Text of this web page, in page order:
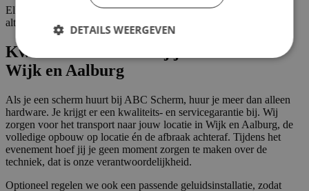
Elk evenement is anders en wij passen het scherm en de opstelling
altijd aan op jouw specifieke situatie.
Kwaliteit en service bij jouw event in
Wijk en Aalburg
Als je een scherm huurt bij ABC Scherm, huur je meer dan alleen
hardware. Je krijgt er een kwaliteits- en servicegarantie bij. Wij
zorgen voor het transport naar jouw locatie in Wijk en Aalburg, de
volledige opbouw op locatie én de afbraak achteraf. Tijdens het
evenement hoef jij je geen moment zorgen te maken over de
techniek, dat is onze verantwoordelijkheid.
Optioneel regelen we ook een passende geluidsinstallatie, zodat
DETAILS WEERGEVEN
Functioneel
Niet-geclassificeerd
Strikt noodzakelijke cookies maken de
kernfunctionaliteiten van de website mogelijk, zoals
gebruikersaanmelding en accountbeheer. De
website kan niet goed worden gebruikt zonder de